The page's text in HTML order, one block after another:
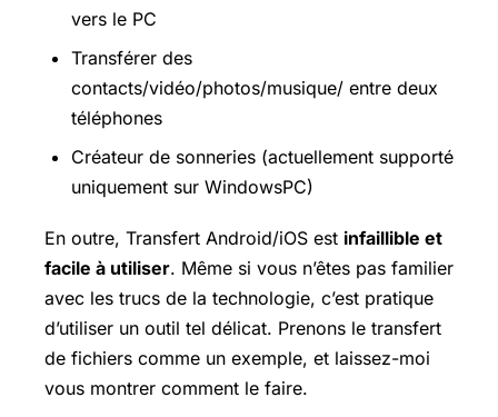
vers le PC
Transférer des
contacts/vidéo/photos/musique/ entre deux
téléphones
Créateur de sonneries (actuellement supporté
uniquement sur WindowsPC)
En outre, Transfert Android/iOS est infaillible et
facile à utiliser. Même si vous n’êtes pas familier
avec les trucs de la technologie, c’est pratique
d’utiliser un outil tel délicat. Prenons le transfert
de fichiers comme un exemple, et laissez-moi
vous montrer comment le faire.